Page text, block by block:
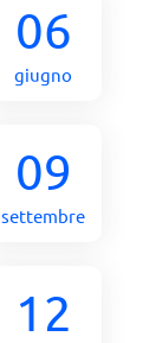
06
giugno
09
settembre
12